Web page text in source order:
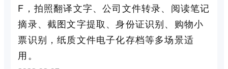
F，拍照翻译文字、公司文件转录、阅读笔记
摘录、截图文字提取、身份证识别、购物小
票识别，纸质文件电子化存档等多场景适
用。